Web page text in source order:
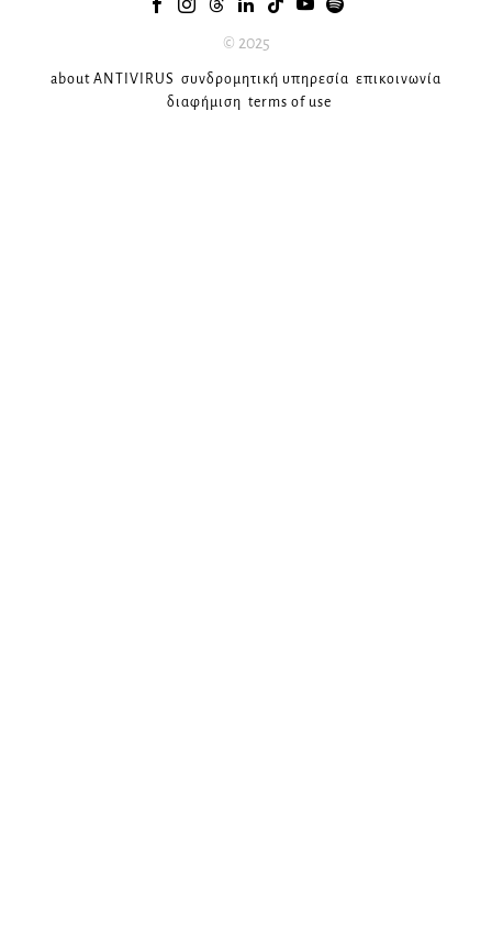
© 2025
about ANTIVIRUS συνδρομητική υπηρεσία επικοινωνία
διαφήμιση terms of use